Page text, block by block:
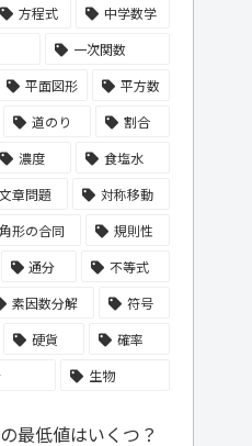
方程式
中学数学
一次関数
平面図形
平方数
道のり
割合
濃度
食塩水
文章問題
対称移動
形の合同
規則性
通分
不等式
素因数分解
符号
硬貨
確率
生物
最低値はいくつ？